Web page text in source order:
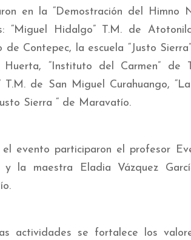
en la “Demostración del Himno
“Miguel Hidalgo” T.M. de
de Contepec, la escuela “Justo
Huerta, “Instituto del Carmen” de
T.M. de San Miguel Curahuango,
Sierra “ de Maravatío.
el evento participaron el profesor
y la maestra Eladia Vázquez
actividades se fortalece los